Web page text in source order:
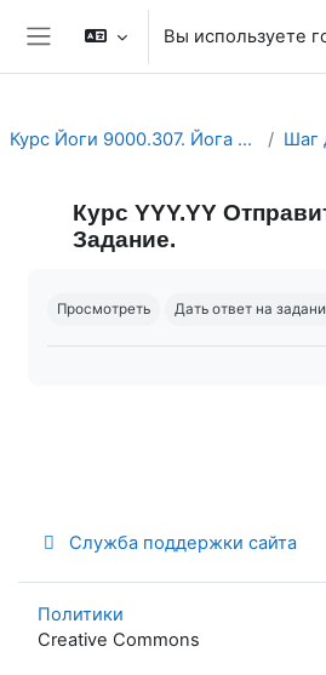
Перейти к основному содержанию
Боковая панель
Вы используете
Курс Йоги 9000.307. Йога мужчины и женщины. Йога и сексуальность.
Курс YYY.YY
Задание.
Просмотреть Дать ответ на
Служба поддержки сайта
Политики
Creative Commons